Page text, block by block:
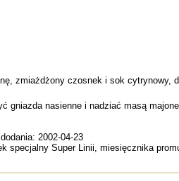
zmiażdżony czosnek i sok cytrynowy,
gniazda nasienne i nadziać masą
2002-04-23
specjalny Super Linii, miesięcznika